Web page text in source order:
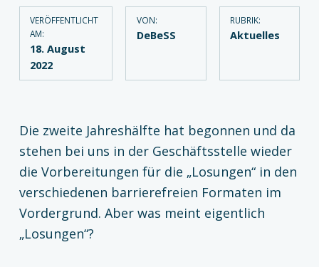
VERÖFFENTLICHT
AM:
18. August
2022
VON:
DeBeSS
RUBRIK:
Aktuelles
Die zweite Jahreshälfte hat begonnen und da
stehen bei uns in der Geschäftsstelle wieder
die Vorbereitungen für die „Losungen“ in den
verschiedenen barrierefreien Formaten im
Vordergrund. Aber was meint eigentlich
„Losungen“?